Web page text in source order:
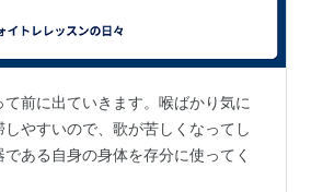
前に出ていきます。喉ばかり気に
しやすいので、歌が苦しくなってし
ある自身の身体を存分に使ってく